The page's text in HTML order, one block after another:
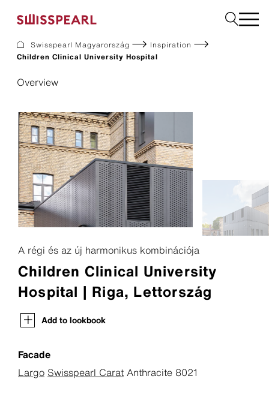
Vállalat
Tanácsadás igénylése
Fenntarthatóság
Homlokzat
Downloads
Swisspearl Magyarország
Inspiration
Children Clinical University Hospital
Overview
A régi és az új harmonikus kombinációja
Children Clinical University
Hospital | Riga, Lettország
Add to lookbook
Facade
Largo Swisspearl Carat Anthracite 8021